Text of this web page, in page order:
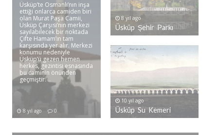
Üsküp’te Osmanlı’nın inşa
ettiği onlarca camiden biri
olan Murat Paşa Camii,
Üsküp Çarşısı’nın merkezi
sayılabilecek bir noktada
Çifte Hamam’ın tam
karşısında yer alır. Merkezi
konumu nedeniyle
Üsküp’ü gezen hemen
herkes, gezintisi esnasında
bu caminin önünden
geçmiştir. ..
8 yıl ago 0
8 yıl ago
Üsküp Şehir Parkı
10 yıl ago
Üsküp Su Kemeri